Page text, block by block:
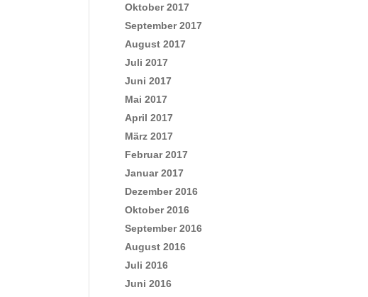
Oktober 2017
September 2017
August 2017
Juli 2017
Juni 2017
Mai 2017
April 2017
März 2017
Februar 2017
Januar 2017
Dezember 2016
Oktober 2016
September 2016
August 2016
Juli 2016
Juni 2016